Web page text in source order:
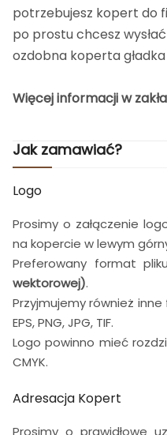
potrzebujesz kopert do
po prostu chcesz
ozdobna koperta
Więcej informacji w
Jak zamawiać?
Logo
Prosimy o załączenie
na kopercie w lewym
Preferowany format
wektorowej).
Przyjmujemy również
EPS, PNG, JPG, TIF.
Logo powinno mieć
CMYK.
Adresacja Kopert
Prosimy o prawidłowe